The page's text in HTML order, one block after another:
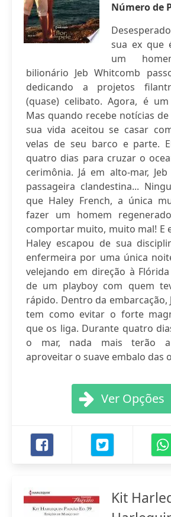
Número de
sua ex que
um
bilionário Jeb Whitcomb
dedicando a projetos
(quase) celibato. Agora, é
Mas quando recebe notícias
sua vida aceitou se casar
velas de seu barco e parte.
quatro dias para cruzar o
cerimônia. Já em alto-mar,
passageira clandestina...
que Haley French, a única
fazer um homem
comportar muito, muito mal! E
Haley escapou de sua
enfermeira por uma única
velejando em direção à
de um playboy com quem
rápido. Dentro da embarcação,
tem como evitar o forte
que os liga. Durante quatro
o mar, nada mais terão
aproveitar o suave embalo das
Ver Opções
Kit